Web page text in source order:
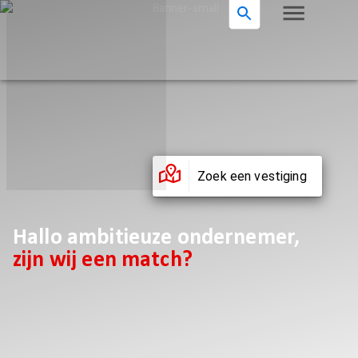
Zoek een vestiging
Hallo ambitieuze ondernemer,
zijn wij een match?